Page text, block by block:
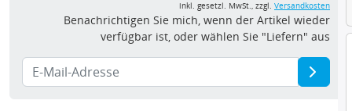
inkl. gesetzl. MwSt., zzgl. Versandkosten
Benachrichtigen Sie mich, wenn der Artikel wieder
verfügbar ist, oder wählen Sie "Liefern" aus